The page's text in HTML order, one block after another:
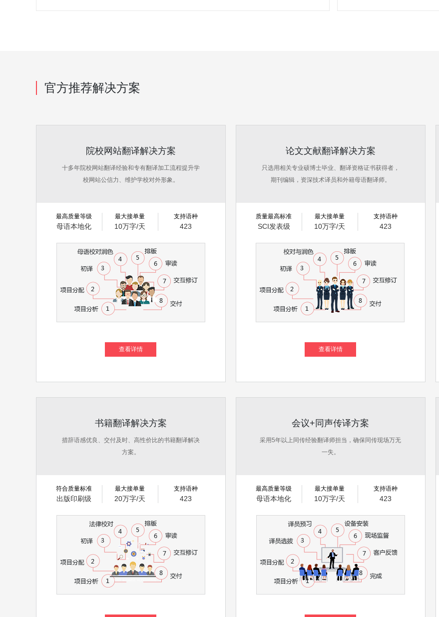
官方推荐解决方案
院校网站翻译解决方案
十多年院校网站翻译经验和专有翻译加工流程提升学
校网站公信力、维护学校对外形象。
最高质量等级
母语本地化
最大接单量
10万字/天
支持语种
423
查看详情
论文文献翻译解决方案
只选用相关专业硕博士毕业、翻译资格证书获得者，
期刊编辑，资深技术译员和外籍母语翻译师。
质量最高标准
SCI发表级
最大接单量
10万字/天
支持语种
423
查看详情
书籍翻译解决方案
措辞语感优良、交付及时、高性价比的书籍翻译解决
方案。
符合质量标准
出版印刷级
最大接单量
20万字/天
支持语种
423
会议+同声传译方案
采用5年以上同传经验翻译师担当，确保同传现场万无
一失。
最高质量等级
母语本地化
最大接单量
10万字/天
支持语种
423